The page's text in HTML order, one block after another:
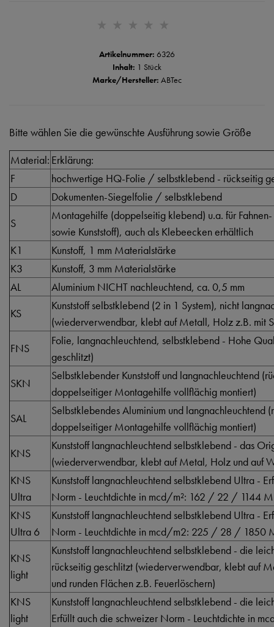
Artikelnummer: 6326
Inhalt: 1 Stück
Marke/Hersteller: ABTec
Bitte wählen Sie die gewünschte Ausführung sowie Größe
Material: Erklärung:
F
hochwertige HQ-Folie / selbstklebend - rückseitig
D
Dokumenten-Siegelfolie / selbstklebend
S
Montagehilfe (doppelseitig klebend) u.a. für
sowie Kunststoff), auch als Klebeecken erhältlich
K1
Kunstoff, 1 mm Materialstärke
K3
Kunstoff, 3 mm Materialstärke
AL
Aluminium NICHT nachleuchtend, ca. 0,5 mm
KS
Kunststoff selbstklebend (2 in 1 System), nicht
(wiederverwendbar, klebt auf Metall, Holz z.B. mit
FNS
Folie, langnachleuchtend, selbstklebend - Hohe
geschlitzt)
SKN
Selbstklebender Kunststoff und langnachleuchtend
doppelseitiger Montagehilfe vollflächig montiert)
SAL
Selbstklebendes Aluminium und langnachleuchtend
doppelseitiger Montagehilfe vollflächig montiert)
KNS
Kunststoff langnachleuchtend selbstklebend - das
(wiederverwendbar, klebt auf Metal, Holz und auf
KNS
Ultra
Kunststoff langnachleuchtend selbstklebend Ultra -
Norm - Leuchtdichte in mcd/m²: 162 / 22 / 1144
KNS
Ultra 6
Kunststoff langnachleuchtend selbstklebend Ultra -
Norm - Leuchtdichte in mcd/m2: 225 / 28 / 1850
KNS
light
Kunststoff langnachleuchtend selbstklebend - die
rückseitig geschlitzt (wiederverwendbar, klebt auf
und runden Flächen z.B. Feuerlöschern)
KNS
light
Kunststoff langnachleuchtend selbstklebend - die
Erfüllt auch die schweizer Norm - Leuchtdichte in